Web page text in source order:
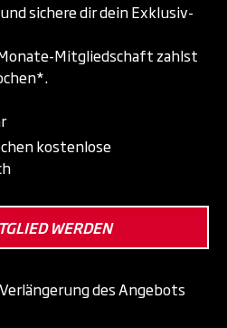
sichere dir dein Exklusiv-
Mitgliedschaft zahlst
kostenlose
WERDEN
des Angebots